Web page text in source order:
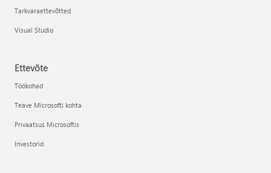
Tarkvaraettevõtted
Visual Studio
Ettevõte
Töökohad
Teave Microsofti kohta
Privaatsus Microsoftis
Investorid